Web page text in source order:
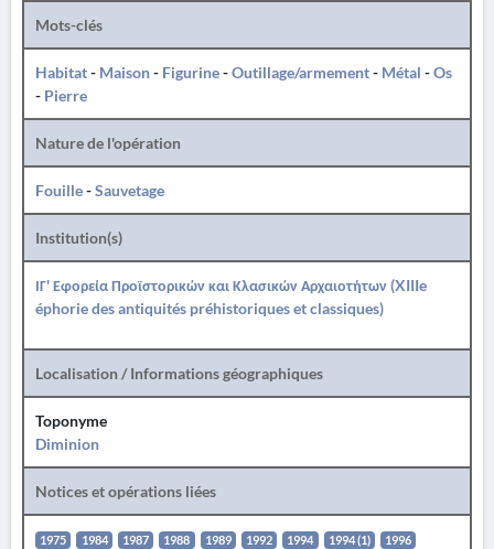
Mots-clés
Habitat- Maison- Figurine-Outillage/armement- Métal -Os
- Pierre
Nature de l'opération
Fouille-Sauvetage
Institution(s)
ΙΓ' Εφορεία Προϊστορικών και Κλασικών Αρχαιοτήτων (XIIIe
éphorie des antiquités préhistoriques et classiques)
Localisation / Informations géographiques
Toponyme
Diminion
Notices et opérations liées
1975 1984 1987 1988 1989 1992 1994 1994 (1)
1996